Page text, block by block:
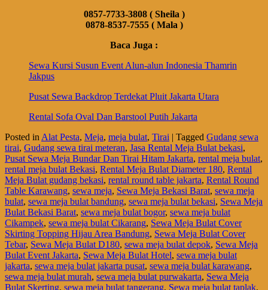
0857-7733-3808 ( Sheila )
0878-8537-7555 ( Mala )
Baca Juga :
Sewa Kursi Susun Event Alun-alun Indonesia Thamrin
Jakpus
Pusat Sewa Backdrop Terdekat Pluit Jakarta Utara
Rental Sofa Oval Dan Barstool Putih Jakarta
Posted in Alat Pesta, Meja, meja bulat, Tirai | Tagged Gudang sewa
tirai, Gudang sewa tirai meteran, Jasa Rental Meja Bulat bekasi,
Pusat Sewa Meja Bundar Dan Tirai Hitam Jakarta, rental meja bulat,
rental meja bulat Bekasi, Rental Meja Bulat Diameter 180, Rental
Meja Bulat gudang bekasi, rental round table jakarta, Rental Round
Table Karawang, sewa meja, Sewa Meja Bekasi Barat, sewa meja
bulat, sewa meja bulat bandung, sewa meja bulat bekasi, Sewa Meja
Bulat Bekasi Barat, sewa meja bulat bogor, sewa meja bulat
Cikampek, sewa meja bulat Cikarang, Sewa Meja Bulat Cover
Skirting Topping Hijau Area Bandung, Sewa Meja Bulat Cover
Tebar, Sewa Meja Bulat D180, sewa meja bulat depok, Sewa Meja
Bulat Event Jakarta, Sewa Meja Bulat Hotel, sewa meja bulat
jakarta, sewa meja bulat jakarta pusat, sewa meja bulat karawang,
sewa meja bulat murah, sewa meja bulat purwakarta, Sewa Meja
Bulat Skerting, sewa meja bulat tangerang, Sewa meja bulat taplak,